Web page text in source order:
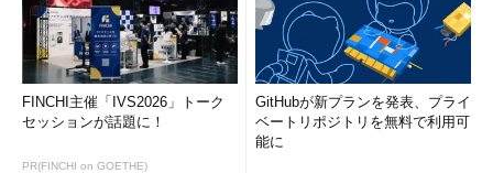
パスワードの変更を実行する
［パスワードの変更］の画面から［新しいパスワード］と
［パスワードの確認］の空欄に、適当なパスワードを入力し
て、［OK］ボタンをクリックする。
（1）ここに適当なパスワードを入力する。
（2）ここをクリックする。
今回はこのチェックを付けない。付けてもパスワー
ドは設定されるが、このコンピュータに自分がログオンして
FINCHI主催「IVS2026」トーク
セッションが話題に！
PR(FINCHI on GOETHE)
GitHubが新プランを発表、プライ
ベートリポジトリを無料で利用可
能に